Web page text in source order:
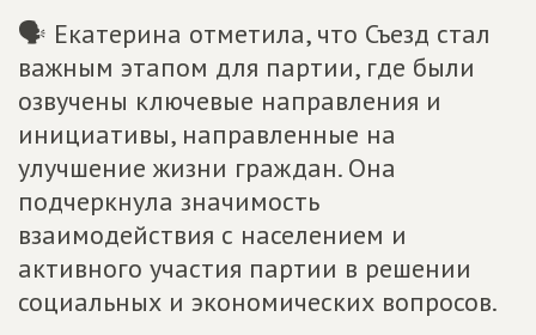
🗣 Екатерина отметила, что Съезд стал
важным этапом для партии, где были
озвучены ключевые направления и
инициативы, направленные на
улучшение жизни граждан. Она
подчеркнула значимость
взаимодействия с населением и
активного участия партии в решении
социальных и экономических вопросов.